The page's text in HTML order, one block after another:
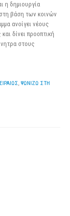
η δημιουργία
βάση των κοινών
ανοίγει νέους
δίνει προοπτική
στους
ΨΩΝΙΖΩ ΣΤΗ